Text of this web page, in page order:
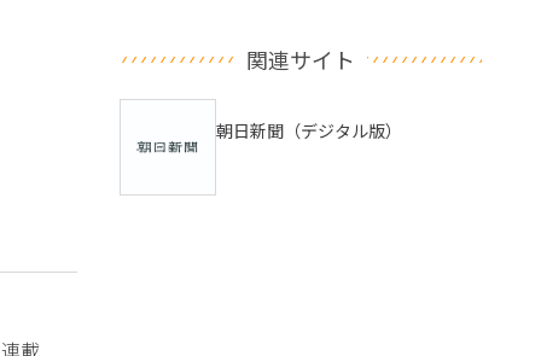
載
関連サイト
朝日新聞（デジタル版）